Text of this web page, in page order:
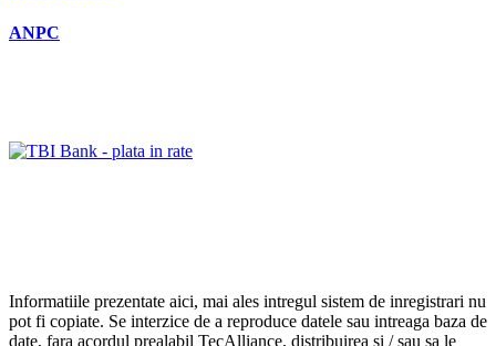
ANPC
Informatiile prezentate aici, mai ales intregul sistem de inregistrari nu
pot fi copiate. Se interzice de a reproduce datele sau intreaga baza de
date, fara acordul prealabil TecAlliance, distribuirea si / sau sa le